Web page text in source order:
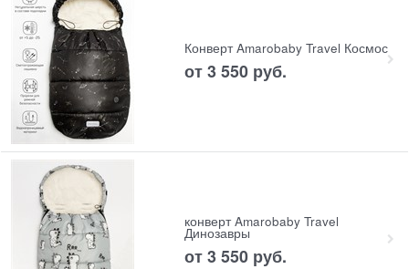
Конверт Amarobaby Travel Космос
от 3 550 руб.
конверт Amarobaby Travel
Динозавры
от 3 550 руб.